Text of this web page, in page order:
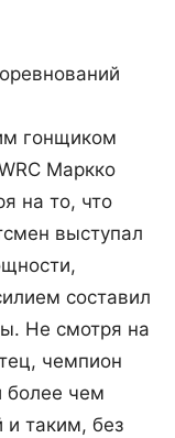
гонщиком
Маркко
на то, что
выступал
составил
Не смотря на
чемпион
более чем
и таким, без